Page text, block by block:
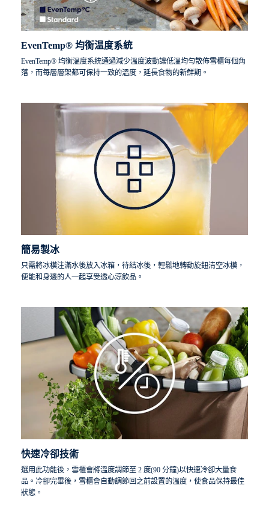
EvenTemp® 均衡温度系統
EvenTemp® 均衡温度系統通過減少溫度波動讓低溫均勻散佈雪櫃每個角
落，而每層層架都可保持一致的溫度，延長食物的新鮮期。
簡易製冰
只需將冰模注滿水後放入冰箱，待結冰後，輕鬆地轉動旋鈕清空冰模，
便能和身邊的人一起享受透心涼飲品。
快速冷卻技術
選用此功能後，雪櫃會將溫度調節至 2 度(90 分鐘)以快速冷卻大量食
品。冷卻完畢後，雪櫃會自動調節回之前設置的溫度，使食品保持最佳
狀態。